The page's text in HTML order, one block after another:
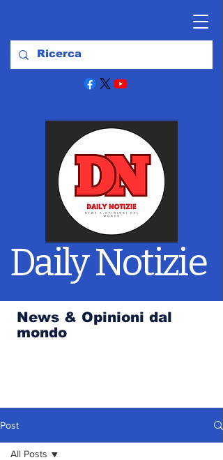
Daily Notizie
News & Opinioni dal
mondo
Post
All Posts